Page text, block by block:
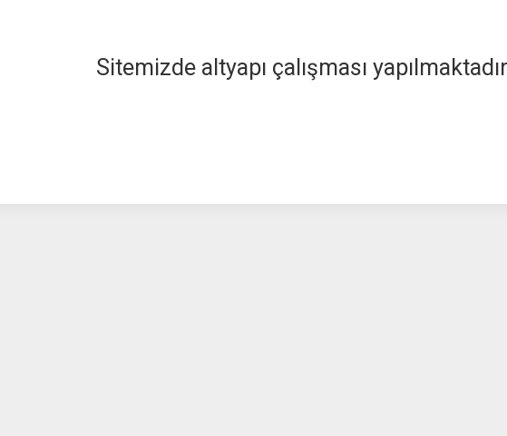
Sitemizde altyapı çalışması